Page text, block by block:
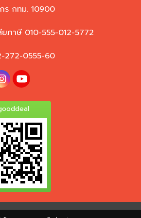
ร กทม. 10900
ยภาษี 010-555-012-5772
272-0555-60